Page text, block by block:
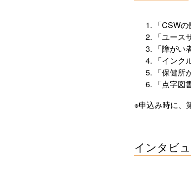
「CSW
「ユー
「障が
「イン
「保健
「点字
※申込み時に、
インタビ